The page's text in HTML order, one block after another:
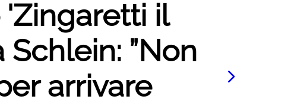
il
”Non
arrivare